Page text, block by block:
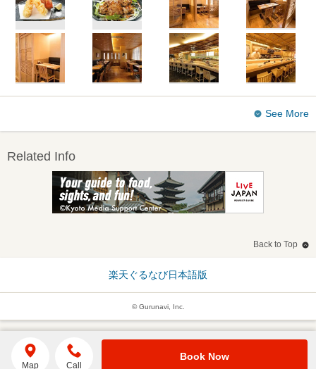
See More
Related Info
Back to Top
楽天ぐるなび日本語版
© Gurunavi, Inc.
Map Call
Book Now